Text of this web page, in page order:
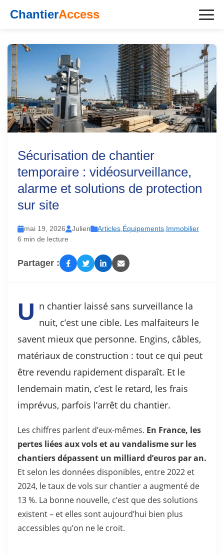
ChantierAccess
Sécurisation de chantier
temporaire : vidéosurveillance,
alarme et solutions de protection
sur site
mai 19, 2026 Julien Articles,Équipements,Immobilier
6 min de lecture
Partager :
U n chantier laissé sans surveillance la
nuit, c’est une cible. Les malfaiteurs le
savent mieux que personne. Engins, câbles,
matériaux de construction : tout ce qui peut
être revendu rapidement disparaît. Et le
lendemain matin, c’est le retard, les frais
imprévus, parfois l’arrêt du chantier.
Les chiffres parlent d’eux-mêmes. En France, les
pertes liées aux vols et au vandalisme sur les
chantiers dépassent un milliard d’euros par an.
Et selon les données disponibles, entre 2022 et
2024, le taux de vols sur chantier a augmenté de
13 %. La bonne nouvelle, c’est que des solutions
existent – et elles sont aujourd’hui bien plus
accessibles qu’on ne le croit.